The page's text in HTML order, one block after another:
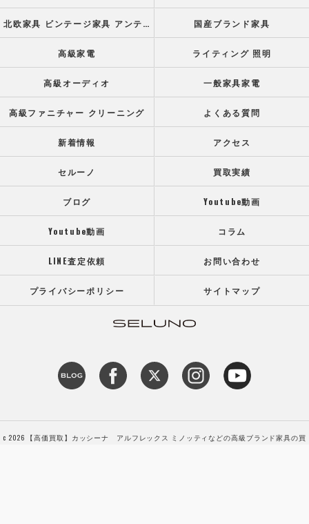
北欧家具 ビンテージ家具 アンティーク家具 国産ブランド家具
高級家電 ライティング 照明
高級オーディオ 一般家具家電
高級ファニチャー クリーニング よくある質問
新着情報 アクセス
セルーノ 買取実績
ブログ Youtube動画
Youtube動画 コラム
LINE査定依頼 お問い合わせ
プライバシーポリシー サイトマップ
c 2026 【高価買取】カッシーナ アルフレックス ミノッティなどの高級ブランド家具の買